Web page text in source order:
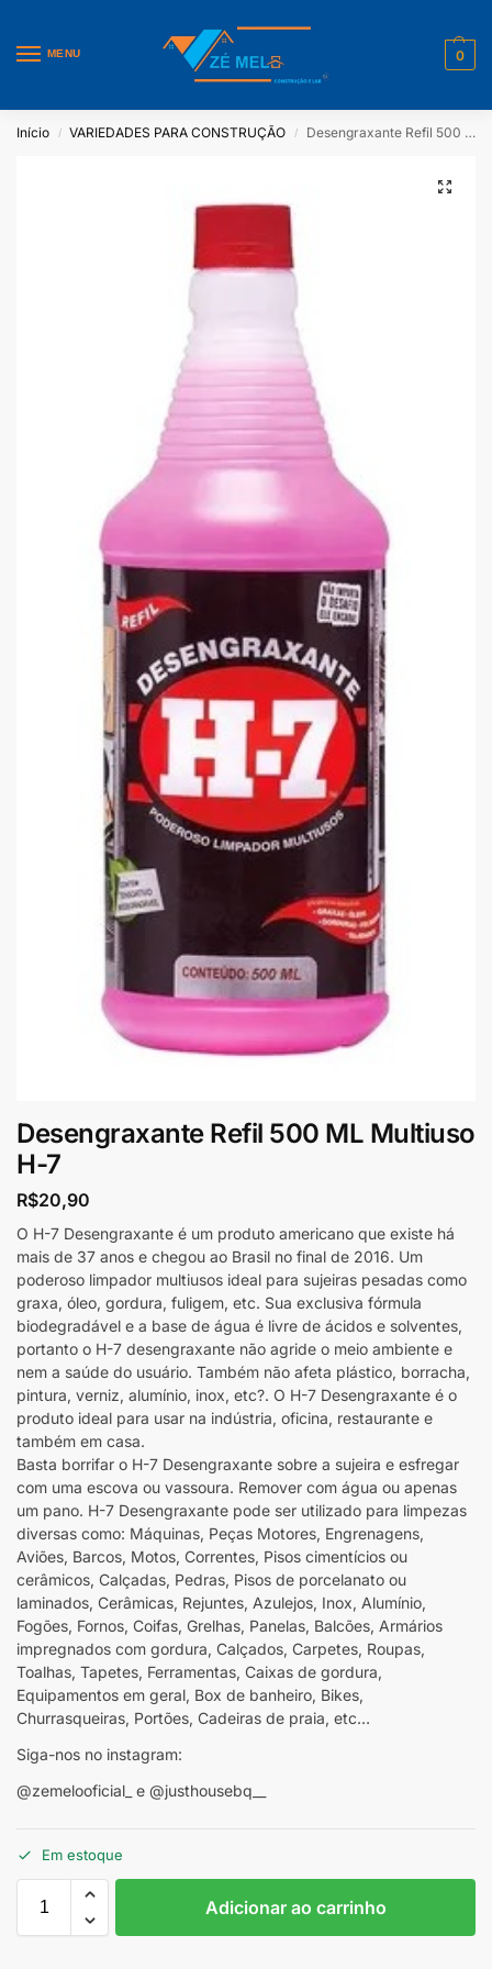
MENU 0
Início / VARIEDADES PARA CONSTRUÇÃO / Desengraxante Refil 500 ML Multiuso H-7
Desengraxante Refil 500 ML Multiuso
H-7
R$20,90
O H-7 Desengraxante é um produto americano que existe há
mais de 37 anos e chegou ao Brasil no final de 2016. Um
poderoso limpador multiusos ideal para sujeiras pesadas como
graxa, óleo, gordura, fuligem, etc. Sua exclusiva fórmula
biodegradável e a base de água é livre de ácidos e solventes,
portanto o H-7 desengraxante não agride o meio ambiente e
nem a saúde do usuário. Também não afeta plástico, borracha,
pintura, verniz, alumínio, inox, etc?. O H-7 Desengraxante é o
produto ideal para usar na indústria, oficina, restaurante e
também em casa.
Basta borrifar o H-7 Desengraxante sobre a sujeira e esfregar
com uma escova ou vassoura. Remover com água ou apenas
um pano. H-7 Desengraxante pode ser utilizado para limpezas
diversas como: Máquinas, Peças Motores, Engrenagens,
Aviões, Barcos, Motos, Correntes, Pisos cimentícios ou
cerâmicos, Calçadas, Pedras, Pisos de porcelanato ou
laminados, Cerâmicas, Rejuntes, Azulejos, Inox, Alumínio,
Fogões, Fornos, Coifas, Grelhas, Panelas, Balcões, Armários
impregnados com gordura, Calçados, Carpetes, Roupas,
Toalhas, Tapetes, Ferramentas, Caixas de gordura,
Equipamentos em geral, Box de banheiro, Bikes,
Churrasqueiras, Portões, Cadeiras de praia, etc…
Siga-nos no instagram:
@zemelooficial_ e @justhousebq__
Em estoque
Adicionar ao carrinho